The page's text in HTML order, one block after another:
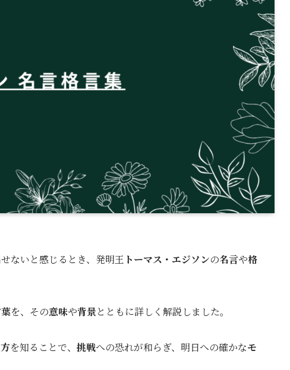
ないと感じるとき、発明王 トーマス・エジソンの名言や格
を、その意味や背景とともに詳しく解説しました。
を知ることで、 挑戦への恐れが和らぎ、明日への確かなモ